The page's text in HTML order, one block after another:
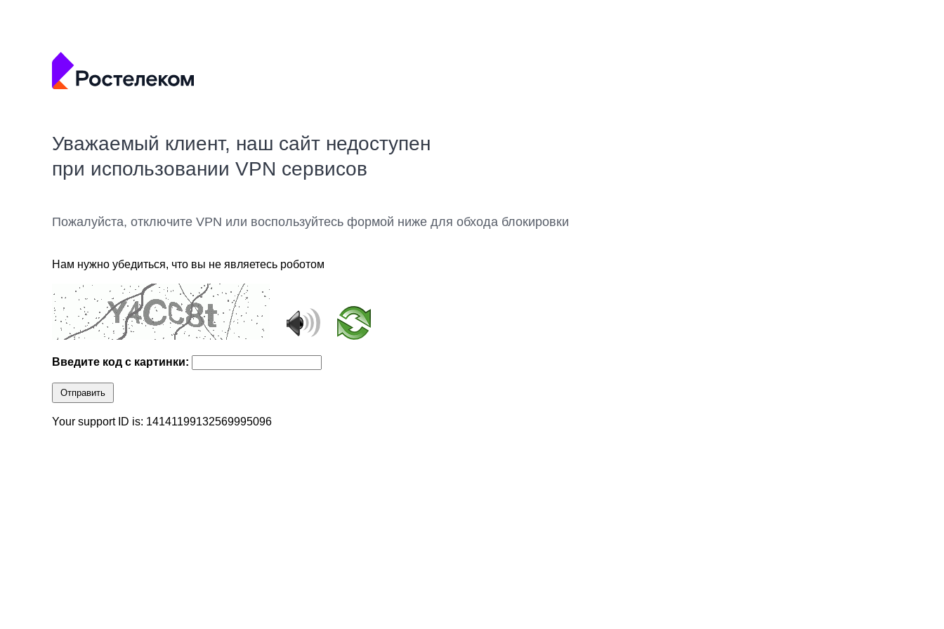
Уважаемый клиент, наш сайт недоступен
при использовании VPN сервисов
Пожалуйста, отключите VPN или воспользуйтесь формой ниже для обхода блокировки
Нам нужно убедиться, что вы не являетесь роботом
Введите код с картинки:
Отправить
Your support ID is: 14141199132569995096